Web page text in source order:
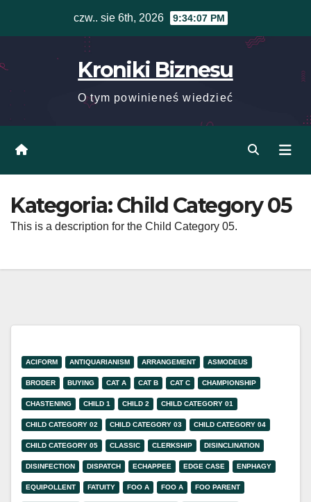
czw.. sie 6th, 2026 9:34:07 PM
Kroniki Biznesu
O tym powinieneś wiedzieć
Kategoria:Child Category 05
This is a description for the Child Category 05.
ACIFORM ANTIQUARIANISM ARRANGEMENT ASMODEUS
BRODER BUYING CAT A CAT B CAT C CHAMPIONSHIP
CHASTENING CHILD 1 CHILD 2 CHILD CATEGORY 01
CHILD CATEGORY 02 CHILD CATEGORY 03 CHILD CATEGORY 04
CHILD CATEGORY 05 CLASSIC CLERKSHIP DISINCLINATION
DISINFECTION DISPATCH ECHAPPEE EDGE CASE ENPHAGY
EQUIPOLLENT FATUITY FOO A FOO A FOO PARENT